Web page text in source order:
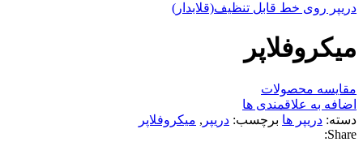
دریپر روی خط قابل تنظیف(قلابدار)
میکروفلاپر
مقایسه محصولات
اضافه به علاقمندی ها
دسته: دریپر ها برچسب: دریپر , میکروفلاپر
Share: